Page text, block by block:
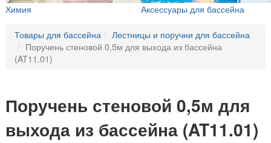
Химия Аксессуары для бассейна
Товары для бассейна
Лестницы и поручни для бассейна
Поручень стеновой 0,5м для выхода из бассейна
(AT11.01)
Поручень стеновой 0,5м для
выхода из бассейна (AT11.01)